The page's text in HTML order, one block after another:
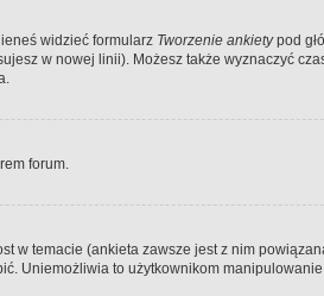
widzieć formularz Tworzenie ankietypod
w nowej linii). Możesz także wyznaczyć
forum.
temacie (ankieta zawsze jest z nim
Uniemożliwia to użytkownikom